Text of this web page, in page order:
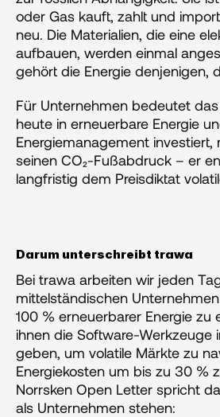
oder Gas kauft, zahlt und
neu. Die Materialien, die eine
aufbauen, werden einmal
gehört die Energie denjenigen,
Für Unternehmen bedeutet
heute in erneuerbare Energie
Energiemanagement investiert,
seinen CO₂-Fußabdruck – er
langfristig dem Preisdiktat
Darum unterschreibt trawa
Bei trawa arbeiten wir jeden
mittelständischen
100 % erneuerbarer Energie zu
ihnen die Software-Werkzeuge
geben, um volatile Märkte zu
Energiekosten um bis zu 30 %
Norrsken Open Letter spricht
als Unternehmen stehen: